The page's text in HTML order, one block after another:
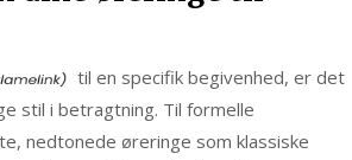
til en specifik begivenhed, er det
stil i betragtning. Til formelle
nedtonede øreringe som klassiske